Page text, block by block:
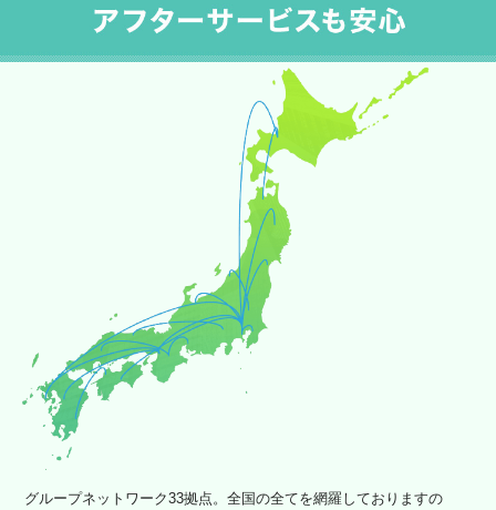
グループネットワーク33拠点。全国の全てを網羅しておりますの